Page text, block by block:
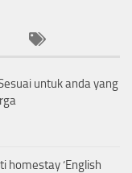
untuk anda yang
homestay ‘English